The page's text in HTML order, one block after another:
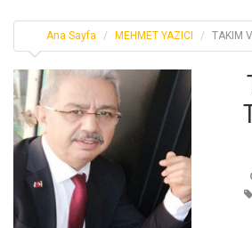
Ana Sayfa MEHMET YAZICI TAKIM